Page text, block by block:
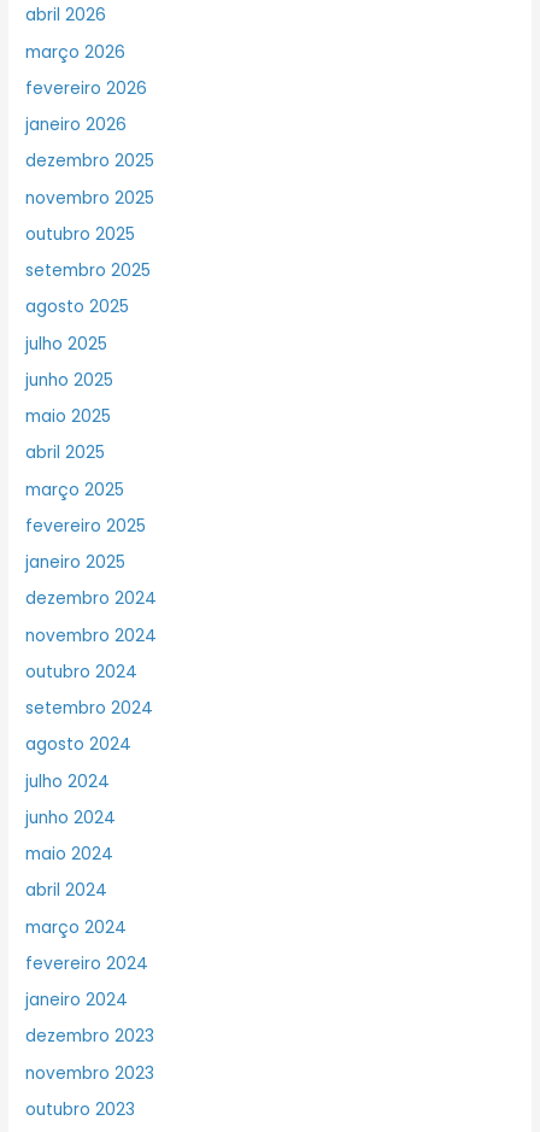
abril 2026
março 2026
fevereiro 2026
janeiro 2026
dezembro 2025
novembro 2025
outubro 2025
setembro 2025
agosto 2025
julho 2025
junho 2025
maio 2025
abril 2025
março 2025
fevereiro 2025
janeiro 2025
dezembro 2024
novembro 2024
outubro 2024
setembro 2024
agosto 2024
julho 2024
junho 2024
maio 2024
abril 2024
março 2024
fevereiro 2024
janeiro 2024
dezembro 2023
novembro 2023
outubro 2023